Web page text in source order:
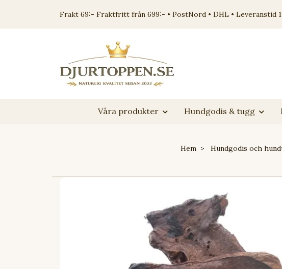
Frakt 69:- Fraktfritt från 699:- • PostNord • DHL • Leveranstid
Våra produkter Hundgodis & tugg
Hem Hundgodis och